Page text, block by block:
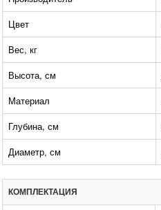
Цвет
Вес, кг
Высота, см
Материал
Глубина, см
Диаметр, см
КОМПЛЕКТАЦИЯ